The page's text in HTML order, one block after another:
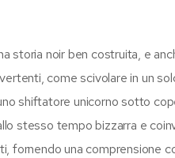
storia noir ben costruita, e
come scivolare in un
shiftatore unicorno sotto
stesso tempo bizzarra e
fornendo una comprensione